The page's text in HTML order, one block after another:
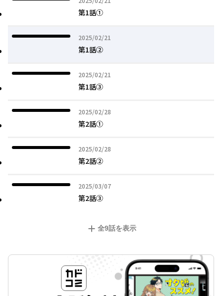
第1話①
2025/02/21
2025年02月21日
第1話②
2025/02/21
2025年02月21日
第1話③
2025/02/28
2025年02月28日
第2話①
2025/02/28
2025年02月28日
第2話②
2025/03/07
2025年03月07日
第2話③
全9話を表示